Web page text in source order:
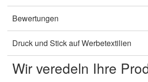
Bewertungen
Druck und Stick auf Werbetextilien
Wir veredeln Ihre